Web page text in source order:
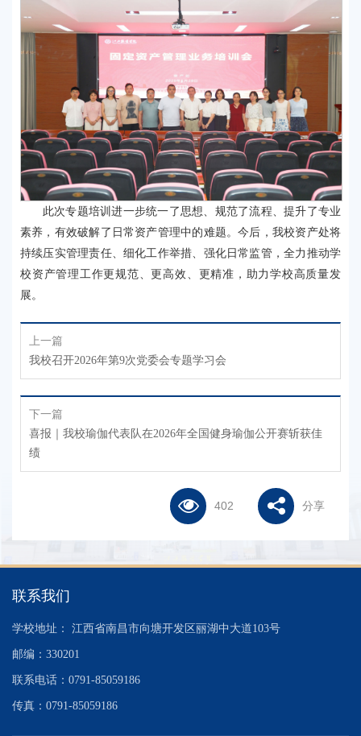
402 分享
此次专题培训进一步统一了思想、规范了流程、提升了专业
素养，有效破解了日常资产管理中的难题。今后，我校资产处将
持续压实管理责任、细化工作举措、强化日常监管，全力推动学
校资产管理工作更规范、更高效、更精准，助力学校高质量发
展。
上一篇
我校召开2026年第9次党委会专题学习会
下一篇
喜报｜我校瑜伽代表队在2026年全国健身瑜伽公开赛斩获佳
绩
联系我们
学校地址： 江西省南昌市向塘开发区丽湖中大道103号
邮编：330201
联系电话：0791-85059186
传真： 0791-85059186